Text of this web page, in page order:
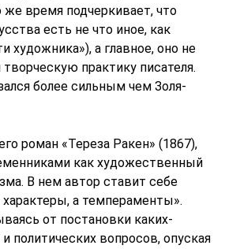
же время подчеркивает, что
есть не что иное, как
художника»), а главное, оно не
практику писателя.
более сильным чем Золя-
роман «Тереза Ракен» (1867),
как художественный
В нем автор ставит себе
а темпераменты».
от постановки каких-
политических вопросов, опуская